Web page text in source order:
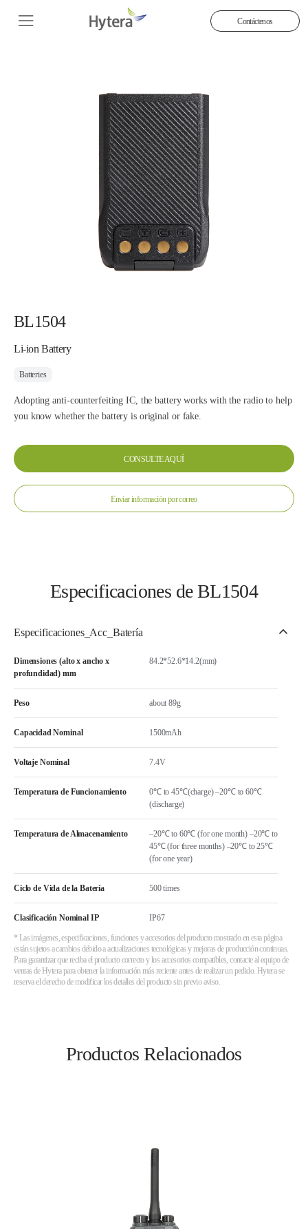
Contáctenos
BL1504
Li-ion Battery
Batteries
Adopting anti-counterfeiting IC, the battery works with the radio to help
you know whether the battery is original or fake.
CONSULTE AQUÍ
Enviar información por correo
Especificaciones de BL1504
Especificaciones_Acc_Batería
Dimensiones (alto x ancho x
profundidad) mm
84.2*52.6*14.2(mm)
Peso about 89g
Capacidad Nominal 1500mAh
Voltaje Nominal 7.4V
Temperatura de Funcionamiento
0℃ to 45℃(charge) –20℃ to 60℃
(discharge)
Temperatura de Almacenamiento
–20℃ to 60℃ (for one month) –20℃ to
45℃ (for three months) –20℃ to 25℃
(for one year)
Ciclo de Vida de la Batería 500 times
Clasificación Nominal IP IP67
* Las imágenes, especificaciones, funciones y accesorios del producto mostrado en esta página
están sujetos a cambios debido a actualizaciones tecnológicas y mejoras de producción continuas.
Para garantizar que reciba el producto correcto y los accesorios compatibles, contacte al equipo de
ventas de Hytera para obtener la información más reciente antes de realizar un pedido. Hytera se
reserva el derecho de modificar los detalles del producto sin previo aviso.
Productos Relacionados